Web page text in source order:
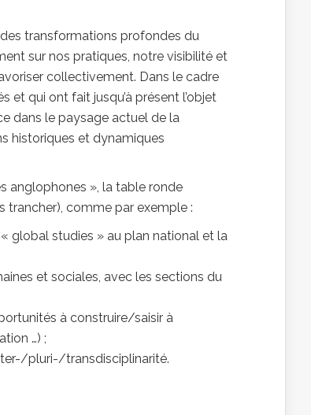
transformations profondes du
sur nos pratiques, notre visibilité et
collectivement. Dans le cadre
et qui ont fait jusqu’à présent l’objet
dans le paysage actuel de la
historiques et dynamiques
anglophones », la table ronde
trancher), comme par exemple :
global studies » au plan national et la
et sociales, avec les sections du
à construire/saisir à
…) ;
pluri-/transdisciplinarité.